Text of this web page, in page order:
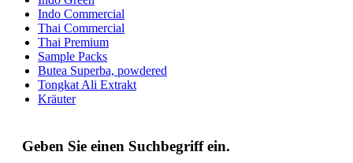
Indo Commercial
Thai Commercial
Thai Premium
Sample Packs
Butea Superba, powdered
Tongkat Ali Extrakt
Kräuter
Geben Sie einen Suchbegriff ein.